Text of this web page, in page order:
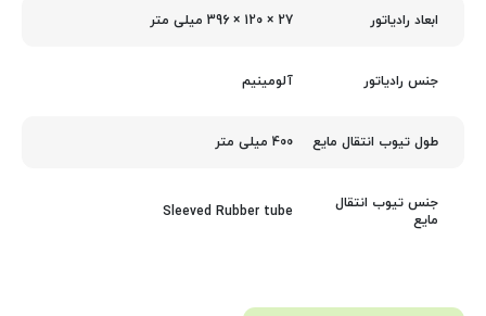
ابعاد رادیاتور 27 × 120 × 396 میلی‌ متر
جنس رادیاتور آلومینیم
طول تیوب انتقال مایع 400 میلی متر
جنس تیوب انتقال
مایع
Sleeved Rubber tube